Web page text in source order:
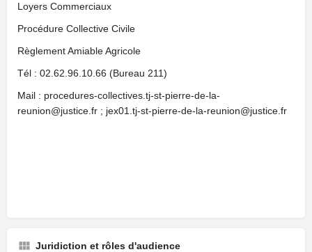
Loyers Commerciaux
Procédure Collective Civile
Règlement Amiable Agricole
Tél : 02.62.96.10.66 (Bureau 211)
Mail : procedures-collectives.tj-st-pierre-de-la-
reunion@justice.fr ; jex01.tj-st-pierre-de-la-reunion@justice.fr
Juridiction et rôles d'audience